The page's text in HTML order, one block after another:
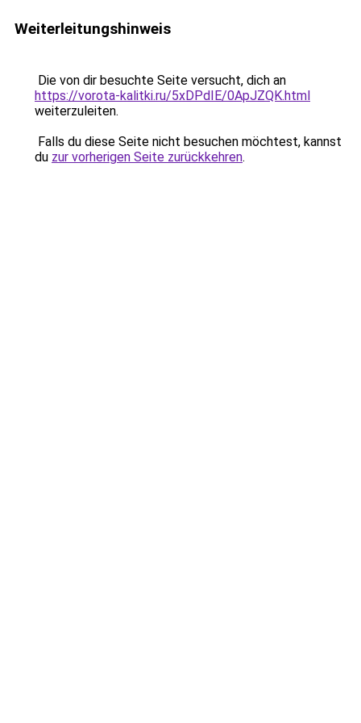
Weiterleitungshinweis
Die von dir besuchte Seite versucht, dich an
https://vorota-kalitki.ru/5xDPdIE/0ApJZQK.html
weiterzuleiten.
Falls du diese Seite nicht besuchen möchtest, kannst
du zur vorherigen Seite zurückkehren.